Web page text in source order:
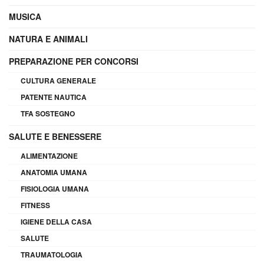
MUSICA
NATURA E ANIMALI
PREPARAZIONE PER CONCORSI
CULTURA GENERALE
PATENTE NAUTICA
TFA SOSTEGNO
SALUTE E BENESSERE
ALIMENTAZIONE
ANATOMIA UMANA
FISIOLOGIA UMANA
FITNESS
IGIENE DELLA CASA
SALUTE
TRAUMATOLOGIA